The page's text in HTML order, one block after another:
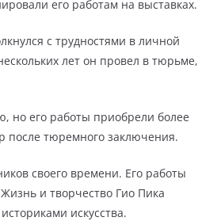
его работам на выставках.
с трудностями в личной
лет он провел в тюрьме,
но его работы приобрели более
после тюремного заключения.
своего времени. Его работы
и творчество Гио Пика
искусства.